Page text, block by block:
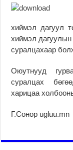
хиймэл дагуул
хиймэл
суралцахаар
Оюутнууд
суралцах
харицаа
Г.Сонор ugluu.mn